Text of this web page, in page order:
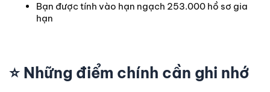
Bạn được tính vào hạn ngạch 253.000 hồ sơ gia
hạn
⭐ Những điểm chính cần ghi nhớ